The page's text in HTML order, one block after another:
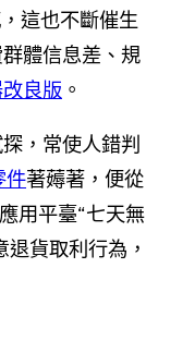
這也不斷催生
體信息差、規
良版 。
，常使人錯判
件著薅著，便從
用平臺“七天無
退貨取利行為，